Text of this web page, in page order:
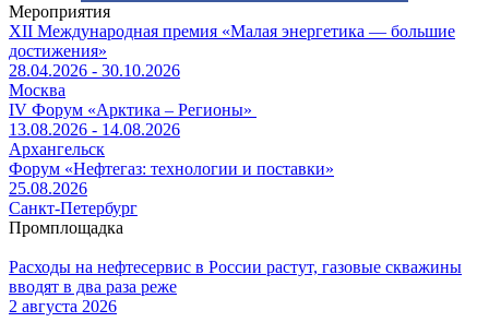
Мероприятия
XII Международная премия «Малая энергетика — большие
достижения»
28.04.2026 - 30.10.2026
Москва
IV Форум «Арктика – Регионы»
13.08.2026 - 14.08.2026
Архангельск
Форум «Нефтегаз: технологии и поставки»
25.08.2026
Санкт-Петербург
Промплощадка
Расходы на нефтесервис в России растут, газовые скважины
вводят в два раза реже
2 августа 2026